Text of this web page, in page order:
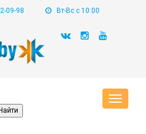
09-98 Вт-Вс с 10:00
Toggle